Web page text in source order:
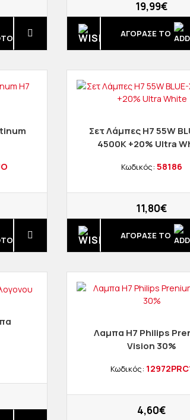
19,99€
ΑΓΟΡΑΣΈ ΤΟ
Σετ Λάμπες Η7 55W
4500K +20% Ultra
Κωδικός: 58186
11,80€
ΑΓΟΡΑΣΈ ΤΟ
Λαμπα Η7 Philips
Vision 30%
Κωδικός:
4,60€